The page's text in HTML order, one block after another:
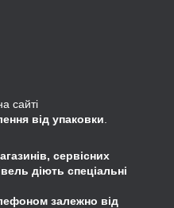
сайті
від упаковки
сервісних
діють спеціальні
залежно від